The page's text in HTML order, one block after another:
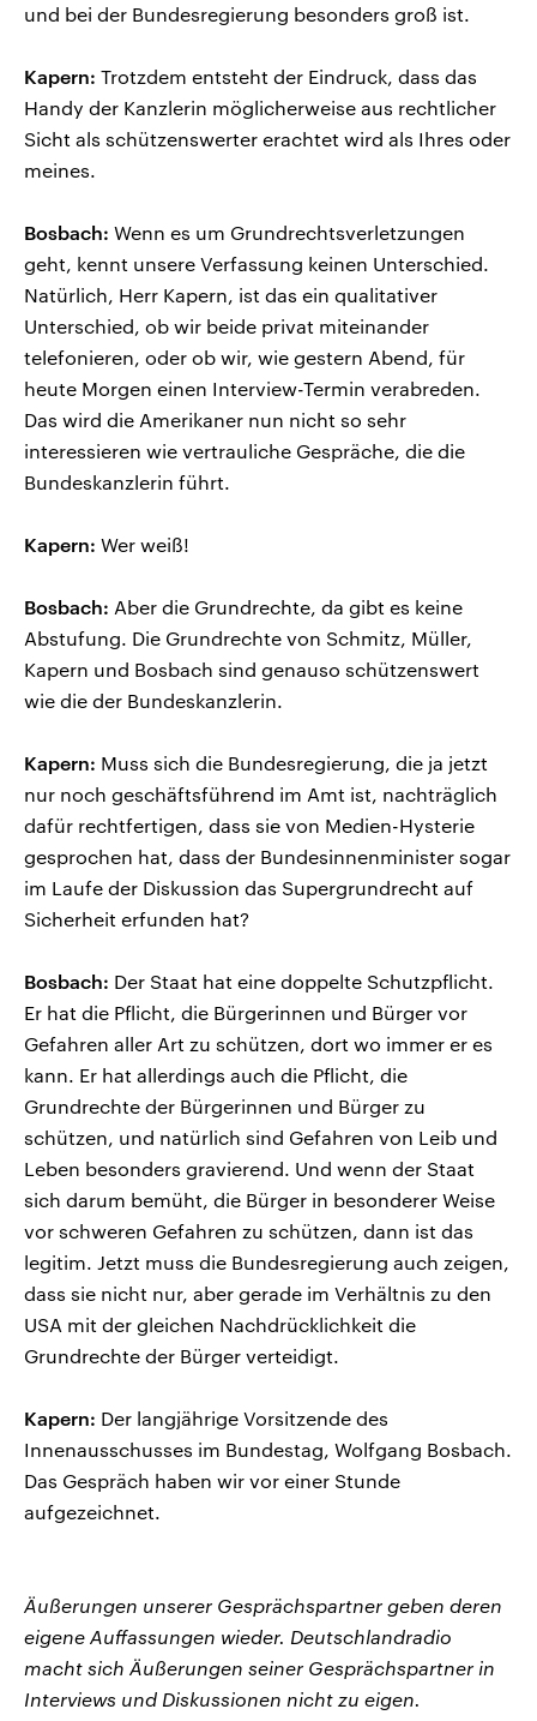
und bei der Bundesregierung besonders groß ist.
Kapern: Trotzdem entsteht der Eindruck, dass das
Handy der Kanzlerin möglicherweise aus rechtlicher
Sicht als schützenswerter erachtet wird als Ihres oder
meines.
Bosbach: Wenn es um Grundrechtsverletzungen
geht, kennt unsere Verfassung keinen Unterschied.
Natürlich, Herr Kapern, ist das ein qualitativer
Unterschied, ob wir beide privat miteinander
telefonieren, oder ob wir, wie gestern Abend, für
heute Morgen einen Interview-Termin verabreden.
Das wird die Amerikaner nun nicht so sehr
interessieren wie vertrauliche Gespräche, die die
Bundeskanzlerin führt.
Kapern: Wer weiß!
Bosbach: Aber die Grundrechte, da gibt es keine
Abstufung. Die Grundrechte von Schmitz, Müller,
Kapern und Bosbach sind genauso schützenswert
wie die der Bundeskanzlerin.
Kapern: Muss sich die Bundesregierung, die ja jetzt
nur noch geschäftsführend im Amt ist, nachträglich
dafür rechtfertigen, dass sie von Medien-Hysterie
gesprochen hat, dass der Bundesinnenminister sogar
im Laufe der Diskussion das Supergrundrecht auf
Sicherheit erfunden hat?
Bosbach: Der Staat hat eine doppelte Schutzpflicht.
Er hat die Pflicht, die Bürgerinnen und Bürger vor
Gefahren aller Art zu schützen, dort wo immer er es
kann. Er hat allerdings auch die Pflicht, die
Grundrechte der Bürgerinnen und Bürger zu
schützen, und natürlich sind Gefahren von Leib und
Leben besonders gravierend. Und wenn der Staat
sich darum bemüht, die Bürger in besonderer Weise
vor schweren Gefahren zu schützen, dann ist das
legitim. Jetzt muss die Bundesregierung auch zeigen,
dass sie nicht nur, aber gerade im Verhältnis zu den
USA mit der gleichen Nachdrücklichkeit die
Grundrechte der Bürger verteidigt.
Kapern: Der langjährige Vorsitzende des
Innenausschusses im Bundestag, Wolfgang Bosbach.
Das Gespräch haben wir vor einer Stunde
aufgezeichnet.
Äußerungen unserer Gesprächspartner geben deren
eigene Auffassungen wieder. Deutschlandradio
macht sich Äußerungen seiner Gesprächspartner in
Interviews und Diskussionen nicht zu eigen.